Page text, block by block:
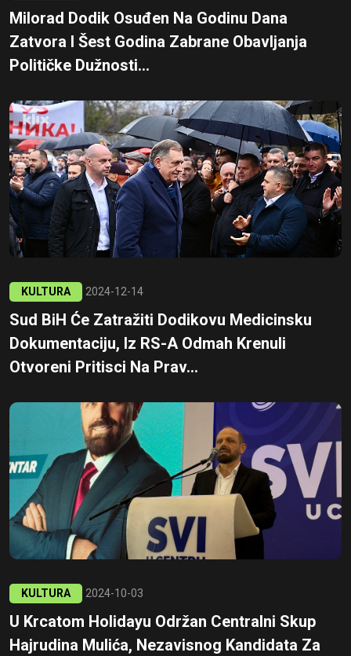
Milorad Dodik Osuđen Na Godinu Dana
Zatvora I Šest Godina Zabrane Obavljanja
Političke Dužnosti...
KULTURA 2024-12-14
Sud BiH Će Zatražiti Dodikovu Medicinsku
Dokumentaciju, Iz RS-A Odmah Krenuli
Otvoreni Pritisci Na Prav...
KULTURA 2024-10-03
U Krcatom Holidayu Održan Centralni Skup
Hajrudina Mulića, Nezavisnog Kandidata Za